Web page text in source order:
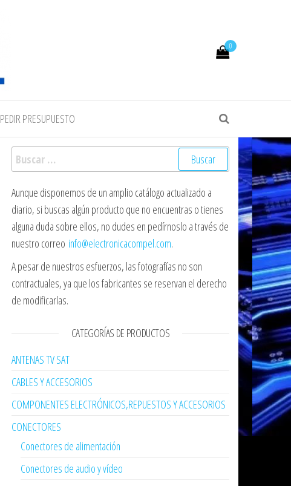
0
PEDIR PRESUPUESTO
Buscar:
Aunque disponemos de un amplio catálogo actualizado a
diario, si buscas algún producto que no encuentras o tienes
alguna duda sobre ellos, no dudes en pedírnoslo a través de
nuestro correo info@electronicacompel.com.
A pesar de nuestros esfuerzos, las fotografías no son
contractuales, ya que los fabricantes se reservan el derecho
de modificarlas.
CATEGORÍAS DE PRODUCTOS
ANTENAS TV SAT
CABLES Y ACCESORIOS
COMPONENTES ELECTRÓNICOS,REPUESTOS Y ACCESORIOS
CONECTORES
Conectores de alimentación
Conectores de audio y vídeo